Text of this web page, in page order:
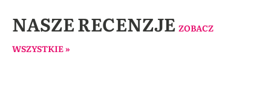
NASZE RECENZJE ZOBACZ
WSZYSTKIE »